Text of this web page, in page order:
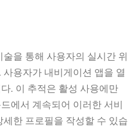
을 통해 사용자의 실시간 위
용자가 내비게이션 앱을 열
. 이 추적은 활성 사용에만
에서 계속되어 이러한 서비
한 프로필을 작성할 수 있습